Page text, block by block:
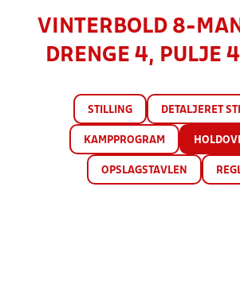
VINTERBOLD 8-
DRENGE 4, PULJE
STILLING DETALJERET
KAMPPROGRAM
OPSLAGSTAVLEN